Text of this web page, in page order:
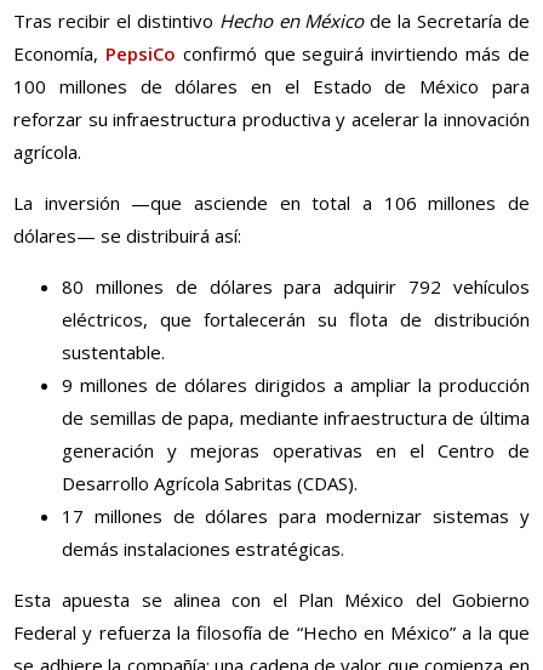
Tras recibir el distintivo Hecho en Méxicode la Secretaría de
Economía, PepsiCo confirmó que seguirá invirtiendo más de
100 millones de dólares en el Estado de México para
reforzar su infraestructura productiva y acelerar la innovación
agrícola.
La inversión —que asciende en total a 106 millones de
dólares— se distribuirá así:
80 millones de dólares para adquirir 792 vehículos
eléctricos, que fortalecerán su flota de distribución
sustentable.
9 millones de dólares dirigidos a ampliar la producción
de semillas de papa, mediante infraestructura de última
generación y mejoras operativas en el Centro de
Desarrollo Agrícola Sabritas (CDAS).
17 millones de dólares para modernizar sistemas y
demás instalaciones estratégicas.
Esta apuesta se alinea con el Plan México del Gobierno
Federal y refuerza la filosofía de “Hecho en México” a la que
se adhiere la compañía: una cadena de valor que comienza en